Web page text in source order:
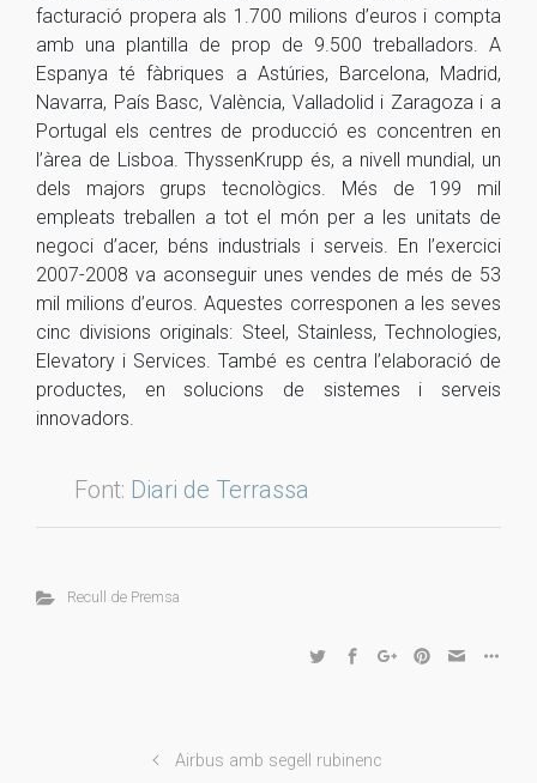
facturació propera als 1.700 milions d’euros i compta
amb una plantilla de prop de 9.500 treballadors. A
Espanya té fàbriques a Astúries, Barcelona, Madrid,
Navarra, País Basc, València, Valladolid i Zaragoza i a
Portugal els centres de producció es concentren en
l’àrea de Lisboa. ThyssenKrupp és, a nivell mundial, un
dels majors grups tecnològics. Més de 199 mil
empleats treballen a tot el món per a les unitats de
negoci d’acer, béns industrials i serveis. En l’exercici
2007-2008 va aconseguir unes vendes de més de 53
mil milions d’euros. Aquestes corresponen a les seves
cinc divisions originals: Steel, Stainless, Technologies,
Elevatory i Services. També es centra l’elaboració de
productes, en solucions de sistemes i serveis
innovadors.
Font: Diari de Terrassa
Recull de Premsa
Airbus amb segell rubinenc